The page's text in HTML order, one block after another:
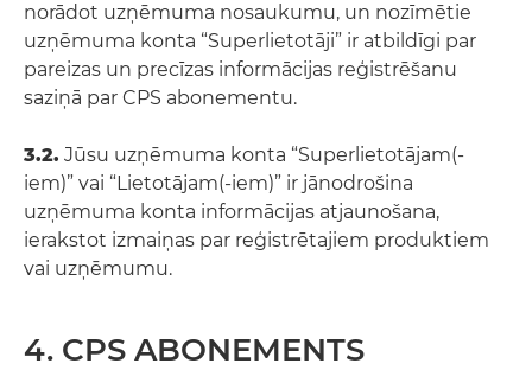
norādot uzņēmuma nosaukumu, un nozīmētie
uzņēmuma konta “Superlietotāji” ir atbildīgi par
pareizas un precīzas informācijas reģistrēšanu
saziņā par CPS abonementu.
3.2. Jūsu uzņēmuma konta “Superlietotājam(-
iem)” vai “Lietotājam(-iem)” ir jānodrošina
uzņēmuma konta informācijas atjaunošana,
ierakstot izmaiņas par reģistrētajiem produktiem
vai uzņēmumu.
4. CPS ABONEMENTS